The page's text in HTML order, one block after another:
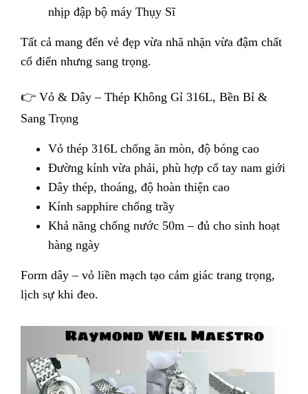
nhịp đập bộ máy Thụy Sĩ
Tất cả mang đến vẻ đẹp vừa nhã nhặn vừa đậm chất
cổ điển nhưng sang trọng.
👉 Vỏ & Dây – Thép Không Gỉ 316L, Bền Bỉ &
Sang Trọng
Vỏ thép 316L chống ăn mòn, độ bóng cao
Đường kính vừa phải, phù hợp cổ tay nam giới
Dây thép, thoáng, độ hoàn thiện cao
Kính sapphire chống trầy
Khả năng chống nước 50m – đủ cho sinh hoạt
hàng ngày
Form dây – vỏ liền mạch tạo cảm giác trang trọng,
lịch sự khi đeo.